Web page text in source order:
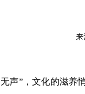
来
”，文化的滋养悄